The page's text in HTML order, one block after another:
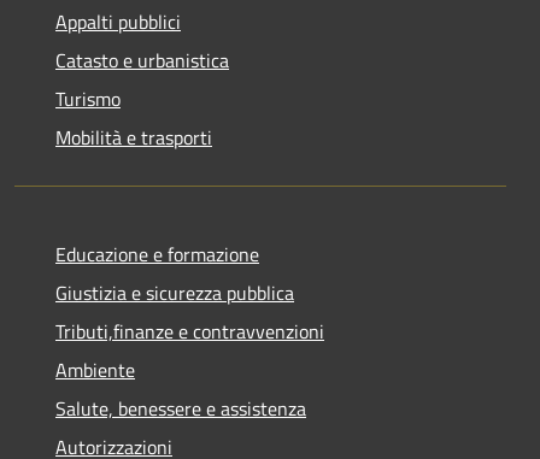
Appalti pubblici
Catasto e urbanistica
Turismo
Mobilità e trasporti
Educazione e formazione
Giustizia e sicurezza pubblica
Tributi,finanze e contravvenzioni
Ambiente
Salute, benessere e assistenza
Autorizzazioni